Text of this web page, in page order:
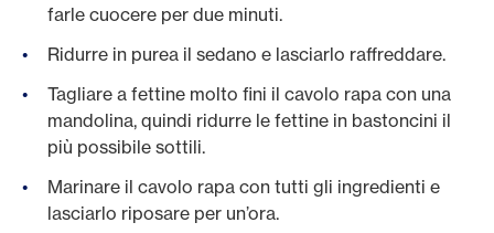
farle cuocere per due minuti.
Ridurre in purea il sedano e lasciarlo raffreddare.
Tagliare a fettine molto fini il cavolo rapa con una
mandolina, quindi ridurre le fettine in bastoncini il
più possibile sottili.
Marinare il cavolo rapa con tutti gli ingredienti e
lasciarlo riposare per un’ora.